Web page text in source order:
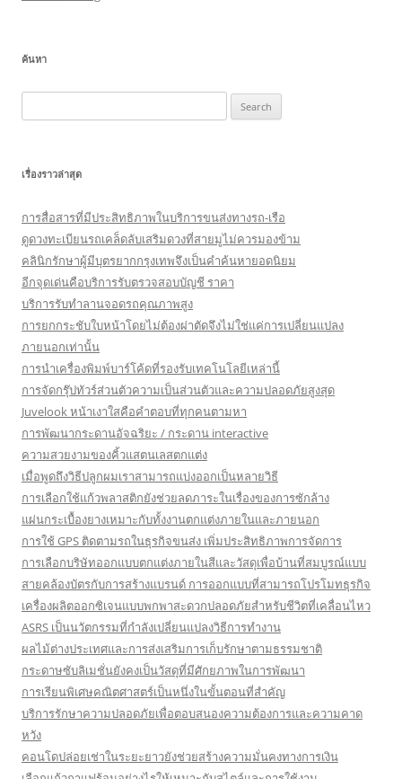
ค้นหา
for:
เรื่องราวล่าสุด
การสื่อสารที่มีประสิทธิภาพในบริการขนส่งทางรถ-เรือ
ดูดวงทะเบียนรถเคล็ดลับเสริมดวงที่สายมูไม่ควรมองข้าม
คลินิกรักษาผู้มีบุตรยากกรุงเทพจึงเป็นคำค้นหายอดนิยม
อีกจุดเด่นคือบริการรับตรวจสอบบัญชี ราคา
บริการรับทำลานจอดรถคุณภาพสูง
การยกกระชับใบหน้าโดยไม่ต้องผ่าตัดจึงไม่ใช่แค่การเปลี่ยนแปลง
ภายนอกเท่านั้น
การนำเครื่องพิมพ์บาร์โค้ดที่รองรับเทคโนโลยีเหล่านี้
การจัดกรุ๊ปทัวร์ส่วนตัวความเป็นส่วนตัวและความปลอดภัยสูงสุด
Juvelook หน้าเงาใสคือคำตอบที่ทุกคนตามหา
การพัฒนากระดานอัจฉริยะ / กระดาน interactive
ความสวยงามของคิ้วแสตนเลสตกแต่ง
เมื่อพูดถึงวิธีปลูกผมเราสามารถแบ่งออกเป็นหลายวิธี
การเลือกใช้แก้วพลาสติกยังช่วยลดภาระในเรื่องของการซักล้าง
แผ่นกระเบื้องยางเหมาะกับทั้งงานตกแต่งภายในและภายนอก
การใช้ GPS ติดตามรถในธุรกิจขนส่ง เพิ่มประสิทธิภาพการจัดการ
การเลือกบริษัทออกแบบตกแต่งภายในสีและวัสดุเพื่อบ้านที่สมบูรณ์แบบ
สายคล้องบัตรกับการสร้างแบรนด์ การออกแบบที่สามารถโปรโมทธุรกิจ
เครื่องผลิตออกซิเจนแบบพกพาสะดวกปลอดภัยสำหรับชีวิตที่เคลื่อนไหว
ASRS เป็นนวัตกรรมที่กำลังเปลี่ยนแปลงวิธีการทำงาน
ผลไม้ต่างประเทศและการส่งเสริมการเก็บรักษาตามธรรมชาติ
กระดาษซับลิเมชั่นยังคงเป็นวัสดุที่มีศักยภาพในการพัฒนา
การเรียนพิเศษคณิตศาสตร์เป็นหนึ่งในขั้นตอนที่สำคัญ
บริการรักษาความปลอดภัยเพื่อตอบสนองความต้องการและความคาด
หวัง
คอนโดปล่อยเช่าในระยะยาวยังช่วยสร้างความมั่นคงทางการเงิน